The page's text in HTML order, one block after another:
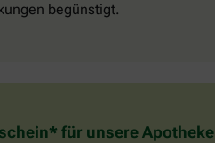
begünstigt.
für unsere Apotheke